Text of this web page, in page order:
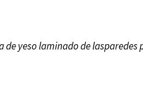
de yeso laminado de lasparedes